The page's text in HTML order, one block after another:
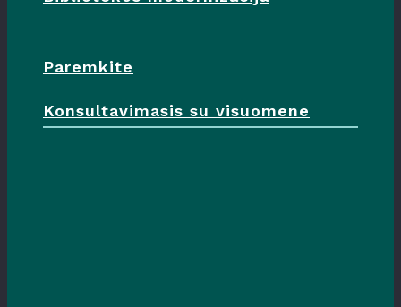
Paremkite
Konsultavimasis su visuomene